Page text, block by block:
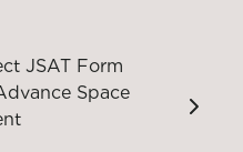
JSAT Form
Space